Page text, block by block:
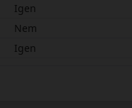
Igen
Nem
Igen